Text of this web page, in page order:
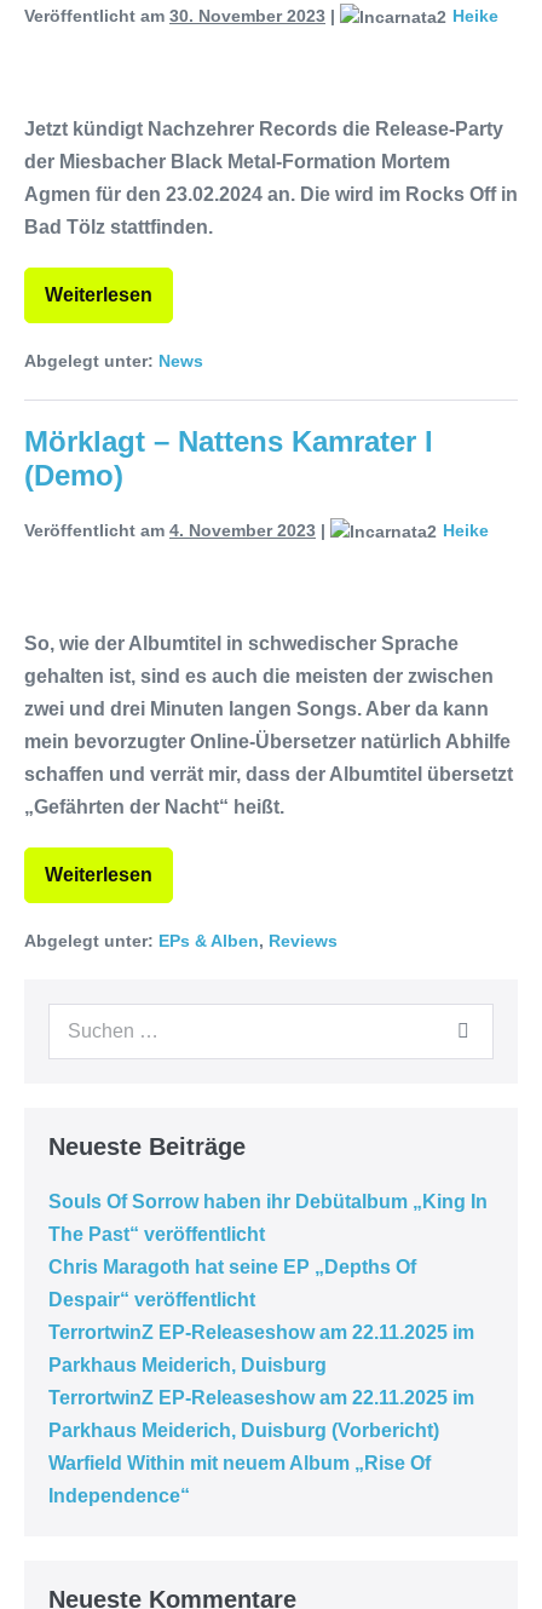
Veröffentlicht am 30. November 2023 | Heike
Jetzt kündigt Nachzehrer Records die Release-Party
der Miesbacher Black Metal-Formation Mortem
Agmen für den 23.02.2024 an. Die wird im Rocks Off in
Bad Tölz stattfinden.
Weiterlesen
Abgelegt unter: News
Mörklagt – Nattens Kamrater I
(Demo)
Veröffentlicht am 4. November 2023 | Heike
So, wie der Albumtitel in schwedischer Sprache
gehalten ist, sind es auch die meisten der zwischen
zwei und drei Minuten langen Songs. Aber da kann
mein bevorzugter Online-Übersetzer natürlich Abhilfe
schaffen und verrät mir, dass der Albumtitel übersetzt
„Gefährten der Nacht“ heißt.
Weiterlesen
Abgelegt unter: EPs & Alben, Reviews
Neueste Beiträge
Souls Of Sorrow haben ihr Debütalbum „King In
The Past“ veröffentlicht
Chris Maragoth hat seine EP „Depths Of
Despair“ veröffentlicht
TerrortwinZ EP-Releaseshow am 22.11.2025 im
Parkhaus Meiderich, Duisburg
TerrortwinZ EP-Releaseshow am 22.11.2025 im
Parkhaus Meiderich, Duisburg (Vorbericht)
Warfield Within mit neuem Album „Rise Of
Independence“
Neueste Kommentare